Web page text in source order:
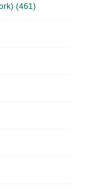
(461)